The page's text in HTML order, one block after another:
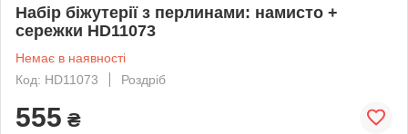
Набір біжутерії з перлинами: намисто +
сережки HD11073
Немає в наявності
Код: HD11073
Роздріб
555 ₴